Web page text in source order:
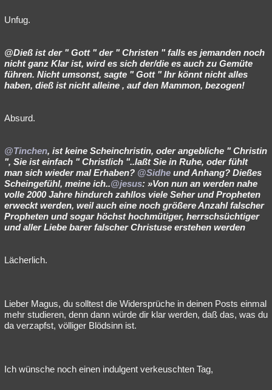
Lesenswert Schlüsselwörter
Unfug.
@Dieß ist der " Gott " der " Christen " falls es jemanden noch
nicht ganz Klar ist, wird es sich der/die es auch zu Gemüte
führen. Nicht umsonst, sagte " Gott " Ihr könnt nicht alles
haben, dieß ist nicht alleine , auf den Mammon, bezogen!
Absurd.
@Tinchen, ist keine Scheinchristin, oder angebliche " Christin
", Sie ist einfach " Christlich "..laßt Sie in Ruhe, oder fühlt
man sich wieder mal Erhaben? @Sidhe und Anhang? Dießes
Scheingefühl, meine ich..@jesus: »Von nun an werden nahe
volle 2000 Jahre hindurch zahllos viele Seher und Propheten
erweckt werden, weil auch eine noch größere Anzahl falscher
Propheten und sogar höchst hochmütiger, herrschsüchtiger
und aller Liebe barer falscher Christuse erstehen werden
Lächerlich.
Lieber Magus, du solltest die Widersprüche in deinen Posts einmal
mehr studieren, denn dann würde dir klar werden, daß das, was du
da verzapfst, völliger Blödsinn ist.
Ich wünsche noch einen indulgent verkeuschten Tag,